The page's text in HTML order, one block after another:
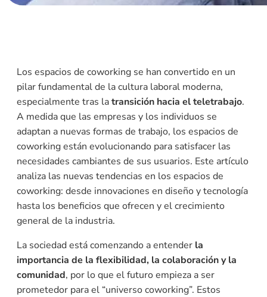
Los espacios de coworking se han convertido en un
pilar fundamental de la cultura laboral moderna,
especialmente tras latransición hacia el teletrabajo.
A medida que las empresas y los individuos se
adaptan a nuevas formas de trabajo, los espacios de
coworking están evolucionando para satisfacer las
necesidades cambiantes de sus usuarios. Este artículo
analiza las nuevas tendencias en los espacios de
coworking: desde innovaciones en diseño y tecnología
hasta los beneficios que ofrecen y el crecimiento
general de la industria.
La sociedad está comenzando a entender la
importancia de la flexibilidad, la colaboración y la
comunidad, por lo que el futuro empieza a ser
prometedor para el “universo coworking”. Estos